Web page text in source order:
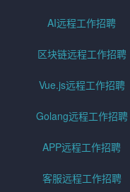
AI远程工作招聘
区块链远程工作招聘
Vue.js远程工作招聘
Golang远程工作招聘
APP远程工作招聘
客服远程工作招聘